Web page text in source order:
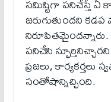
సమిష్టిగా పనిచేస్తే ఏ
జరుగుతుందని
నిరూపితమైందన్నారు.
పనిచేసి
ప్రజలు, కార్యకర్తలు
సంతోషాన్నిచ్చింది.